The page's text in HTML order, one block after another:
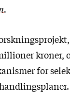
.
kroner,
for